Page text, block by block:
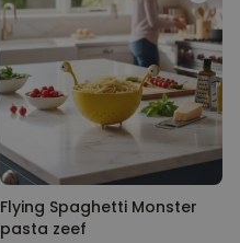
Flying Spaghetti Monster
pasta zeef